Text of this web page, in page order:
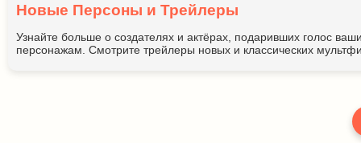
Новые Персоны и Трейлеры
Узнайте больше о создателях и актёрах, подаривших голос
персонажам. Смотрите трейлеры новых и классических